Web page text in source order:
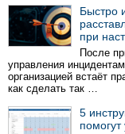
Быстро
при
После
управления
организацией встаёт
как сделать так …
5
помогут